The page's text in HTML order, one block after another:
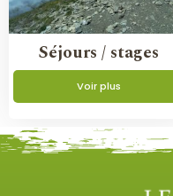
Séjours / stages
Voir plus